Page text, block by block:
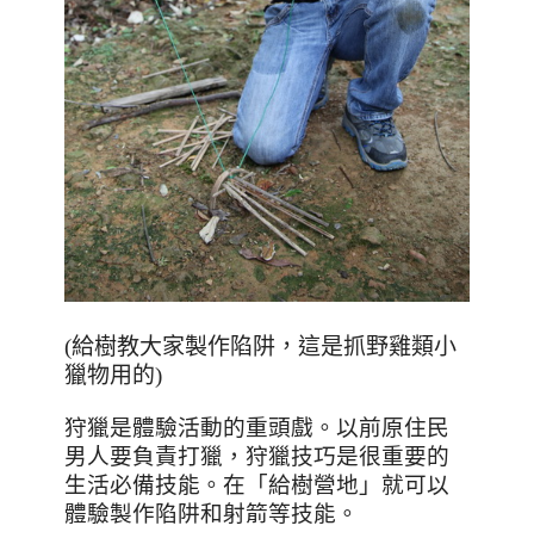
(給樹教大家製作陷阱，這是抓野雞類小
獵物用的)
狩獵是體驗活動的重頭戲。 以前原住民
男人要負責打獵 ，狩獵技巧是很重要的
生活必備技能。在「給樹營地」就可以
體驗製作陷阱和射箭等技能。